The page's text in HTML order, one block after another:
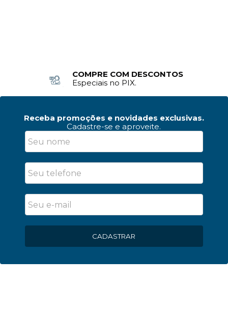
COMPRE COM DESCONTOS
Especiais no PIX.
Receba promoções e novidades exclusivas.
Cadastre-se e aproveite.
CADASTRAR